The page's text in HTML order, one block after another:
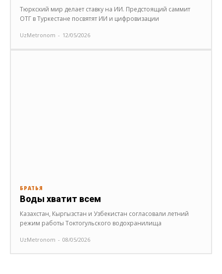
Тюркский мир делает ставку на ИИ. Предстоящий саммит
ОТГ в Туркестане посвятят ИИ и цифровизации
UzMetronom - 12/05/2026
БРАТЬЯ
Воды хватит всем
Казахстан, Кыргызстан и Узбекистан согласовали летний
режим работы Токтогульского водохранилища
UzMetronom - 08/05/2026